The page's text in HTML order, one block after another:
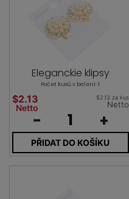
Eleganckie klipsy
Počet kusů v balení: 1
$2.13
Netto
$2.13 za kus
Netto
- +
PŘIDAT DO KOŠÍKU